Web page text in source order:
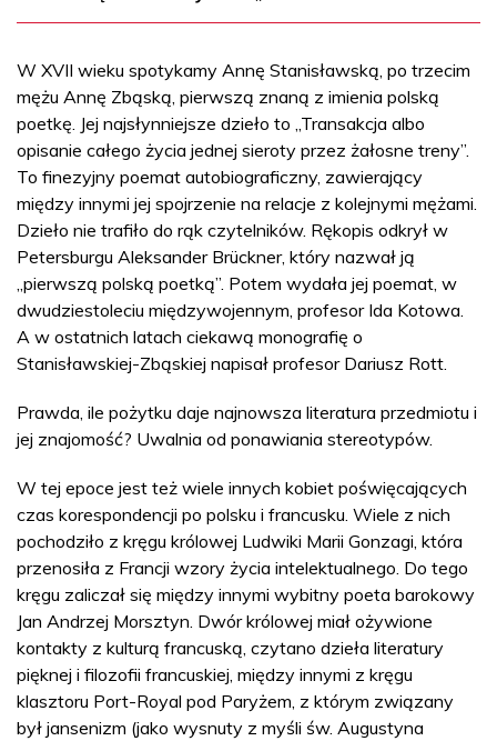
W XVII wieku spotykamy Annę Stanisławską, po trzecim
mężu Annę Zbąską, pierwszą znaną z imienia polską
poetkę. Jej najsłynniejsze dzieło to „Transakcja albo
opisanie całego życia jednej sieroty przez żałosne treny”.
To finezyjny poemat autobiograficzny, zawierający
między innymi jej spojrzenie na relacje z kolejnymi mężami.
Dzieło nie trafiło do rąk czytelników. Rękopis odkrył w
Petersburgu Aleksander Brückner, który nazwał ją
„pierwszą polską poetką”. Potem wydała jej poemat, w
dwudziestoleciu międzywojennym, profesor Ida Kotowa.
A w ostatnich latach ciekawą monografię o
Stanisławskiej-Zbąskiej napisał profesor Dariusz Rott.
Prawda, ile pożytku daje najnowsza literatura przedmiotu i
jej znajomość? Uwalnia od ponawiania stereotypów.
W tej epoce jest też wiele innych kobiet poświęcających
czas korespondencji po polsku i francusku. Wiele z nich
pochodziło z kręgu królowej Ludwiki Marii Gonzagi, która
przenosiła z Francji wzory życia intelektualnego. Do tego
kręgu zaliczał się między innymi wybitny poeta barokowy
Jan Andrzej Morsztyn. Dwór królowej miał ożywione
kontakty z kulturą francuską, czytano dzieła literatury
pięknej i filozofii francuskiej, między innymi z kręgu
klasztoru Port-Royal pod Paryżem, z którym związany
był jansenizm (jako wysnuty z myśli św. Augustyna